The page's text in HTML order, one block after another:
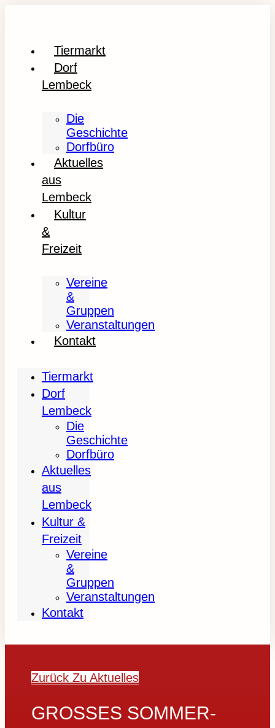
Tiermarkt
Dorf
Lembeck
Die
Geschichte
Dorfbüro
Aktuelles
aus
Lembeck
Kultur
&
Freizeit
Vereine
&
Gruppen
Veranstaltungen
Kontakt
Tiermarkt
Dorf
Lembeck
Die
Geschichte
Dorfbüro
Aktuelles
aus
Lembeck
Kultur &
Freizeit
Vereine
&
Gruppen
Veranstaltungen
Kontakt
Zurück Zu Aktuelles
GROSSES SOMMER-T